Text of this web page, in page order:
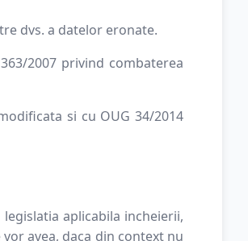
dvs. a datelor eronate.
2007 privind combaterea
si cu OUG 34/2014
aplicabila incheierii,
avea, daca din context nu